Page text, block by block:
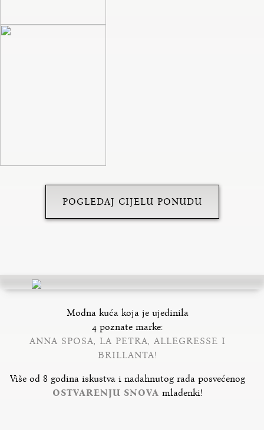
POGLEDAJ CIJELU PONUDU
Modna kuća koja je ujedinila
4 poznate marke:
ANNA SPOSA, LA PETRA, ALLEGRESSE I
BRILLANTA!
Više od 8 godina iskustva i nadahnutog rada posvećenog
OSTVARENJU SNOVA mladenki!